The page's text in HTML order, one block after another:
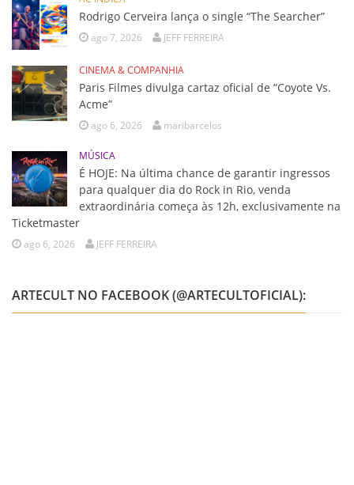
Rodrigo Cerveira lança o single “The Searcher”
ago 7, 2026 JEFF FERREIRA
CINEMA & COMPANHIA
Paris Filmes divulga cartaz oficial de “Coyote Vs.
Acme”
ago 6, 2026 maribarcelos
MÚSICA
É HOJE: Na última chance de garantir ingressos
para qualquer dia do Rock in Rio, venda
extraordinária começa às 12h, exclusivamente na
Ticketmaster
ago 6, 2026 JEFF FERREIRA
ARTECULT NO FACEBOOK (@ARTECULTOFICIAL):